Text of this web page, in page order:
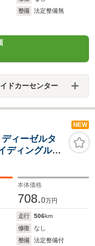
整備
法定整備無
ドカーセンター
NEW
ィーゼルタ
ディングルー
本体価格
708.0万円
走行 506km
修復
なし
整備
法定整備付